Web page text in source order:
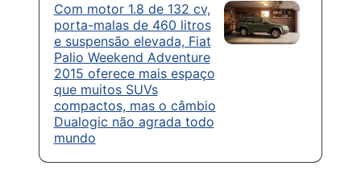
Com motor 1.8 de 132 cv,
porta-malas de 460 litros
e suspensão elevada, Fiat
Palio Weekend Adventure
2015 oferece mais espaço
que muitos SUVs
compactos, mas o câmbio
Dualogic não agrada todo
mundo